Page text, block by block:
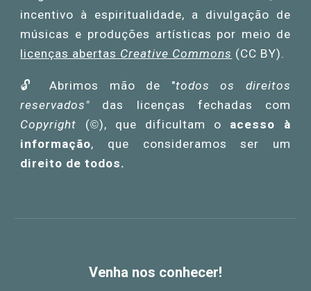
incentivo à espiritualidade, a divulgação de
músicas e produções artísticas por meio de
licenças abertas Creative Commons (CC BY).
🔓Abrimos mão de "todos os direitos
reservados" das
licenças fechadas com
Copyright (©), que dificultam o acesso à
informação, que consideramos ser um
direito de todos.
Venha nos conhecer!